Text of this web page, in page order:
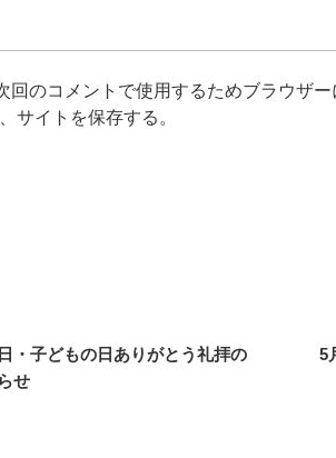
回のコメントで使用するためブラウザ
サイトを保存する。
・子どもの日ありがとう礼拝の
せ
5